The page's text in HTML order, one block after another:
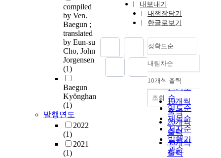
compiled
by Ven.
Baegun ;
translated
by Eun-su
Cho, John
Jorgensen
(1)
Baegun
Kyŏnghan
(1)
발행연도
2022
(1)
2021
(1)
내보내기
내책장담기
한글로보기
정확도순
정확도
순
인기도
순
연도순
제목순
저자순
발행기
관순
내림차순
내림차순
10개씩 출력
10개씩
출력
20개씩
출력
30개씩
출력
조회